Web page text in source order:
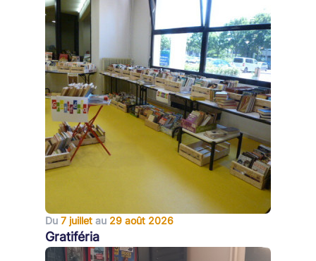
Du 7 juillet au 29 août 2026
Gratiféria